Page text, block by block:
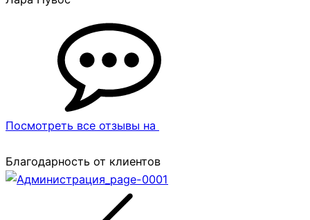
Посмотреть все отзывы на
Благодарность от клиентов